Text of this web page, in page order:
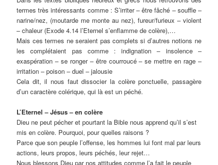
termes très intéressants comme : S’irriter – être fâché – souffle –
narine/nez, (moutarde me monte au nez), fureur/furieux – violent
– chaleur (Exode 4.14 l’Eternel s’enflamme de colère),…
Mais ces termes ne seraient pas complets si d’autres notions ne
les complétaient pas comme : indignation – insolence –
exaspération – se ronger – être courroucé – se mettre en rage –
irritation – poison – duel – jalousie
Cela dit, il nous faut dissocier la colère ponctuelle, passagère
d’un caractère colérique, qui là est un péché.
L’Eternel – Jésus – en colère
Dieu ne peut pécher et pourtant la Bible nous apprend qu’il s’est
mis en colère. Pourquoi, pour quelles raisons ?
Parce que son peuple l’offense, les hommes lui font mal par leurs
actions, leurs propos, leurs péchés, leur rejet…
Nous blessons Dieu par nos attitudes comme l’a fait le peuple